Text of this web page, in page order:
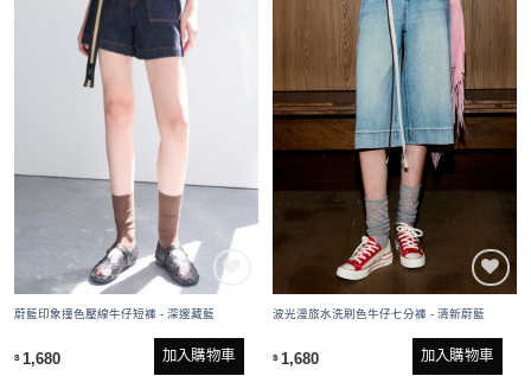
蔚藍印象撞色壓線牛仔短褲 - 深邃藏藍
$ 1,680 加入購物車
波光漫旅水洗刷色牛仔七分褲 - 清新蔚藍
$ 1,680 加入購物車